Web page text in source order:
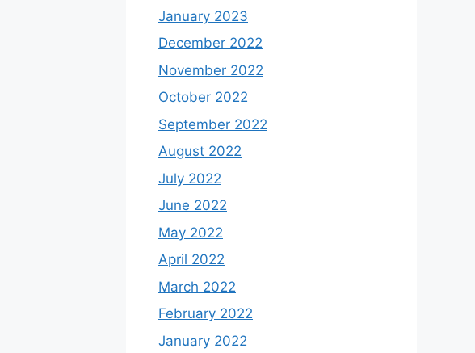
January 2023
December 2022
November 2022
October 2022
September 2022
August 2022
July 2022
June 2022
May 2022
April 2022
March 2022
February 2022
January 2022